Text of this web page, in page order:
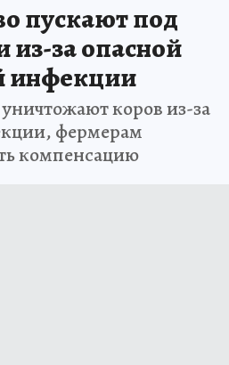
пускают под
за опасной
инфекции
коров из-за
фермерам
компенсацию